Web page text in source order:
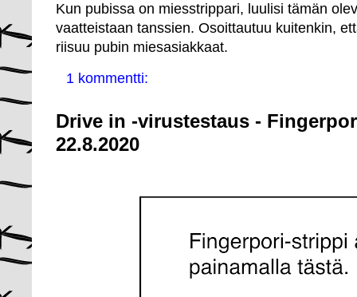
Kun pubissa on miesstrippari, luulisi tämän
vaatteistaan tanssien. Osoittautuu kuitenkin,
riisuu pubin miesasiakkaat.
1 kommentti:
Drive in -virustestaus -
22.8.2020